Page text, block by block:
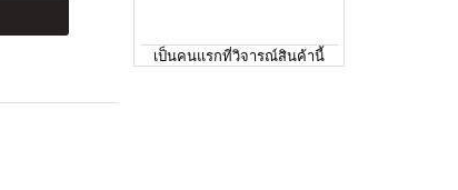
เป็นคนแรกที่วิจารณ์สินค้านี้